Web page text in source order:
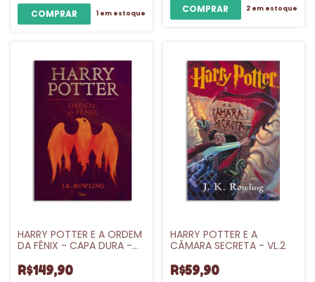
1em estoque
2 em estoque
HARRY POTTER E A ORDEM
DA FÊNIX - CAPA DURA -
R$149,90
HARRY POTTER E A
CÂMARA SECRETA - VL.2
R$59,90